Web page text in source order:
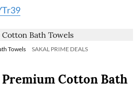
Towels SAKAL PRIME DEALS
Cotton Bath